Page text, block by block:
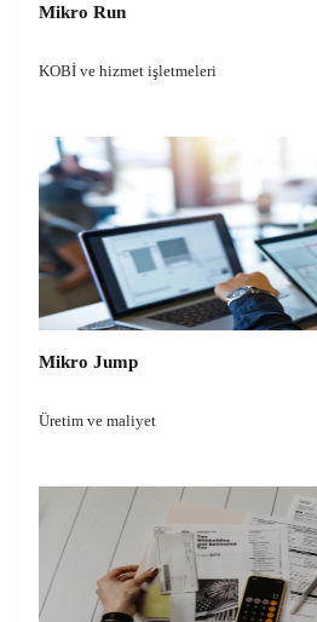
Mikro Run
KOBİ ve hizmet işletmeleri
Mikro Jump
Üretim ve maliyet